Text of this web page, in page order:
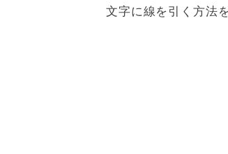
文字に線を引く方法